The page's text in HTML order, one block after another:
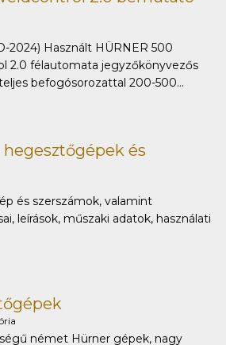
2024) Használt HÜRNER 500
2.0 félautomata jegyzőkönyvezős
befogósorozattal 200-500...
és
és szerszámok, valamint
leírások, műszaki adatok, használati
német Hürner gépek, nagy